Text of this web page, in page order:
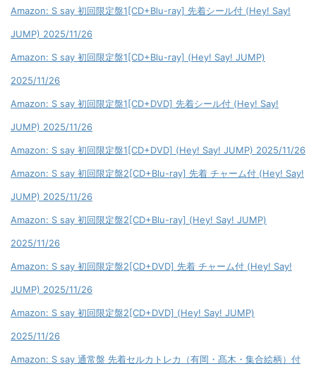
Amazon: S say 初回限定盤1[CD+Blu-ray] 先着シール付 (Hey! Say!
JUMP) 2025/11/26
Amazon: S say 初回限定盤1[CD+Blu-ray] (Hey! Say! JUMP)
2025/11/26
Amazon: S say 初回限定盤1[CD+DVD] 先着シール付 (Hey! Say!
JUMP) 2025/11/26
Amazon: S say 初回限定盤1[CD+DVD] (Hey! Say! JUMP) 2025/11/26
Amazon: S say 初回限定盤2[CD+Blu-ray] 先着 チャーム付 (Hey! Say!
JUMP) 2025/11/26
Amazon: S say 初回限定盤2[CD+Blu-ray] (Hey! Say! JUMP)
2025/11/26
Amazon: S say 初回限定盤2[CD+DVD] 先着 チャーム付 (Hey! Say!
JUMP) 2025/11/26
Amazon: S say 初回限定盤2[CD+DVD] (Hey! Say! JUMP)
2025/11/26
Amazon: S say 通常盤 先着セルカトレカ（有岡・髙木・集合絵柄）付